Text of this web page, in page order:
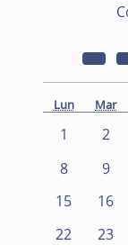
Lun Mar
1 2
8
9
15
16
22
23